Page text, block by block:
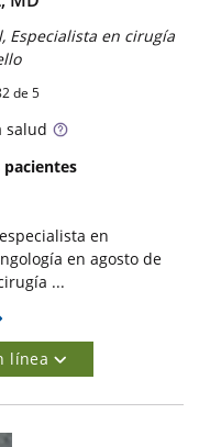
Especialista en cirugía
de 5
salud
en
en agosto de
...
línea